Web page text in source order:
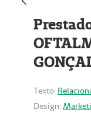
Texto:
Design: